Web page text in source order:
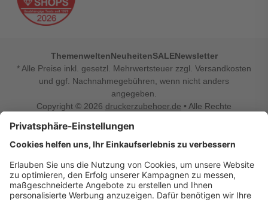
ThemenweltenNeuheitenSALENewsletter
* Alle Preise inkl. gesetzl. Mehrwertsteuer zzgl. Versandkosten
und ggf. Nachnahmegebühren, wenn nicht anders
angegeben.
Copyright © 2026 druckerzubehoer.de • Alle Rechte
Vertrag widerrufen
Druckerzubehoer.de – preiswerte Qualität für Ihr Office
Sie sind auf der Suche nach dem passenden Druckerzubehör
oder Zubehör für das Büro, den Computer oder Ihr
Smartphone? Dann sind Sie bei Druckerzubehoer.de genau
richtig! Unser breites Sortiment bietet unter anderem Tinte